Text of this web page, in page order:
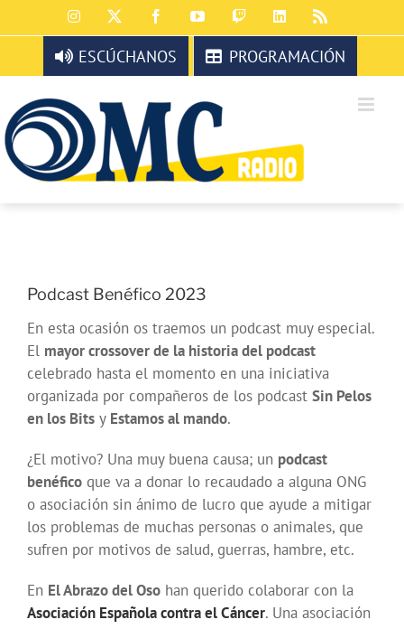
al
contenido
Instagram FacebookYouTubeTwitchLinkedIn
ESCÚCHANOS PROGRAMACIÓN
Podcast Benéfico 2023
En esta ocasión os traemos un podcast muy especial.
El mayor crossover de la historia del podcast
celebrado hasta el momento en una iniciativa
organizada por compañeros de los podcast Sin Pelos
en los Bits y Estamos al mando.
¿El motivo? Una muy buena causa; un podcast
benéfico que va a donar lo recaudado a alguna ONG
o asociación sin ánimo de lucro que ayude a mitigar
los problemas de muchas personas o animales, que
sufren por motivos de salud, guerras, hambre, etc.
En El Abrazo del Oso han querido colaborar con la
Asociación Española contra el Cáncer. Una asociación